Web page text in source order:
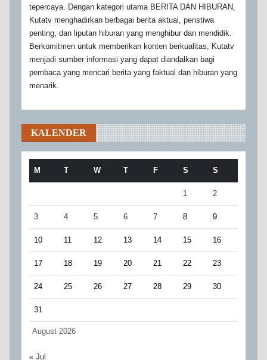
tepercaya. Dengan kategori utama BERITA DAN HIBURAN,
Kutatv menghadirkan berbagai berita aktual, peristiwa
penting, dan liputan hiburan yang menghibur dan mendidik.
Berkomitmen untuk memberikan konten berkualitas, Kutatv
menjadi sumber informasi yang dapat diandalkan bagi
pembaca yang mencari berita yang faktual dan hiburan yang
menarik.
KALENDER
August 2026
M T W T F S S
1 2
3 4 5 6 7 8 9
10 11 12 13 14 15 16
17 18 19 20 21 22 23
24 25 26 27 28 29 30
31
« Jul